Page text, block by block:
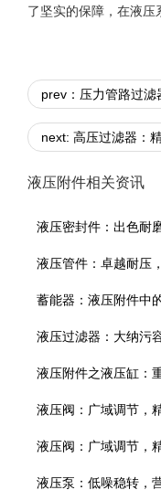
了坚实的保障，在液压
prev：压力管路过
next: 高压过滤器：
液压附件相关资讯
液压密封件：出色耐
液压管件：卓越耐压
蓄能器：液压附件中
液压过滤器：大纳污
液压附件之液压缸：
液压阀：广域调节，
液压阀：广域调节，
液压泵：低噪稳转，